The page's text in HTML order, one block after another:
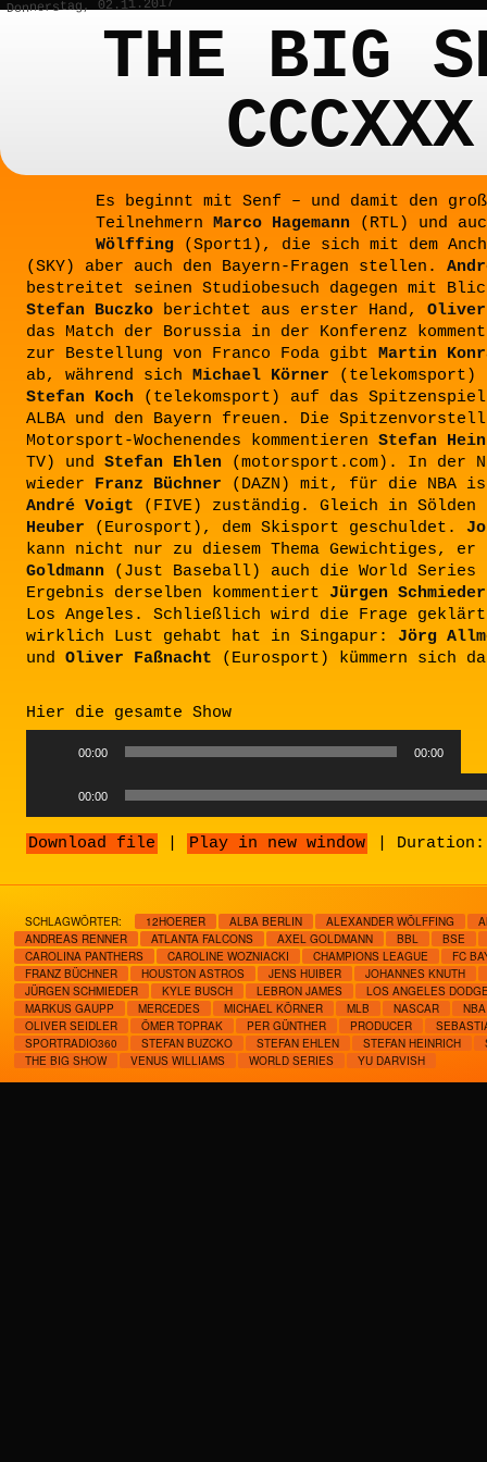
Donnerstag, 02.11.2017
THE BIG
CCCXXX
Es beginnt mit Senf – und damit den
Teilnehmern Marco Hagemann (RTL) und
Wölffing (Sport1), die sich mit dem
(SKY) aber auch den Bayern-Fragen stellen.
bestreitet seinen Studiobesuch dagegen mit
Stefan Buczko berichtet aus erster Hand,
das Match der Borussia in der Konferenz
zur Bestellung von Franco Foda gibt Martin
ab, während sich Michael Körner (telekomsport)
Stefan Koch (telekomsport) auf das Spitzenspiel
ALBA und den Bayern freuen. Die
Motorsport-Wochenendes kommentieren Stefan
TV) und Stefan Ehlen (motorsport.com). In der
wieder Franz Büchner (DAZN) mit, für die NBA
André Voigt (FIVE) zuständig. Gleich in
Heuber (Eurosport), dem Skisport geschuldet.
kann nicht nur zu diesem Thema Gewichtiges,
Goldmann (Just Baseball) auch die World Series
Ergebnis derselben kommentiert Jürgen Schmieder
Los Angeles. Schließlich wird die Frage
wirklich Lust gehabt hat in Singapur: Jörg
und Oliver Faßnacht (Eurosport) kümmern sich
Hier die gesamte Show
Audio00:00 00:00
00:00
Download file Play in new window
SCHLAGWÖRTER: 12HOERER ALBA BERLIN ALEXANDER WÖLFFING
ANDREAS RENNER
ATLANTA FALCONS AXEL GOLDMANN BBL
BSE
CAROLINA PANTHERS
CAROLINE WOZNIACKI CHAMPIONS LEAGUE
FC
FRANZ BÜCHNER
HOUSTON ASTROS JENS HUIBER
JOHANNES KNUTH
JÜRGEN SCHMIEDER
KYLE BUSCH LEBRON JAMES
LOS ANGELES
MARKUS GAUPP
MERCEDES MICHAEL KÖRNER MLB NASCAR
NBA
OLIVER SEIDLER
ÖMER TOPRAK PER GÜNTHER PRODUCER
SPORTRADIO360
STEFAN BUZCKO STEFAN EHLEN STEFAN HEINRICH
THE BIG SHOW
VENUS WILLIAMS WORLD SERIES YU DARVISH